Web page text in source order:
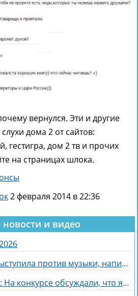
вернулся. Эти и другие
дома 2 от сайтов:
гестигра, дом 2 тв и прочих
на страницах шлока.
2 февраля 2014 в 22:36
новости и видео
Лариса Долина выступила против музыки, написанной искусственным интеллектом
Женя Дорожкина: На конкурсе обсуждали, что я злая и мстительная